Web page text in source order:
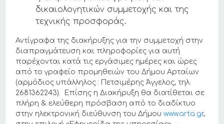
δικαιολογητικών συμμετοχής και της
τεχνικής προσφοράς.
Αντίγραφα της διακήρυξης για την συμμετοχή στην
διαπραγμάτευση και πληροφορίες για αυτή
παρέχονται κατά τις εργάσιμες ημέρες και ώρες
από το γραφείο προμηθειών του Δήμου Αρταίων
(αρμόδιος υπάλληλος : Πετσιμέρης Άγγελος, τηλ.
2681362243). Επίσης η Διακήρυξη θα διατίθεται σε
πλήρη & ελεύθερη πρόσβαση από το διαδίκτυο
στην ηλεκτρονική διεύθυνση του Δήμουwww.arta.gr,